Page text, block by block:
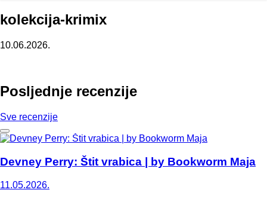
kolekcija-krimix
10.06.2026.
Posljednje recenzije
Sve recenzije
Devney Perry: Štit vrabica | by Bookworm Maja
11.05.2026.